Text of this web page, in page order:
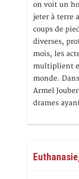
on voit un
jeter à terre
coups de
diverses,
mois, les
multiplient
monde.
Armel
drames